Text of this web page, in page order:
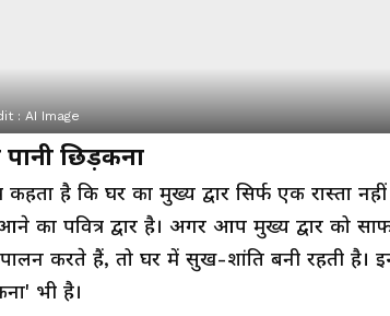
: AI Image
पानी छिड़कना
कहता है कि घर का मुख्य द्वार सिर्फ एक रास्ता
का पवित्र द्वार है। अगर आप मुख्य द्वार को
करते हैं, तो घर में सुख-शांति बनी रहती है।
भी है।